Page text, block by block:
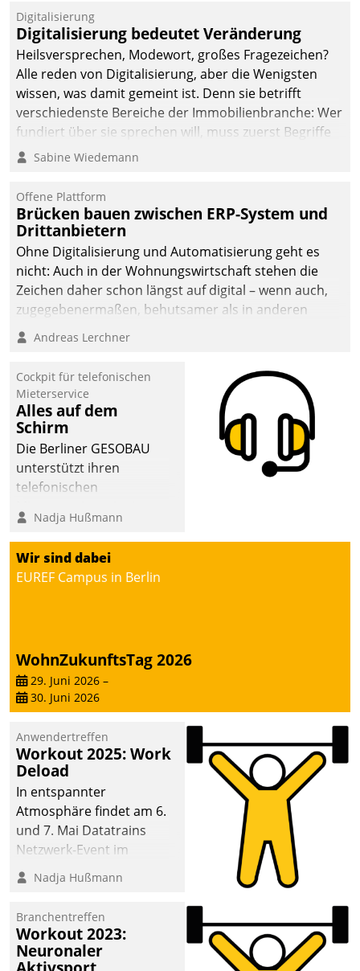
Jahresbeginn eine
Überblick, Einsicht und
Eingriff bietende Lösung.
Zur Entwicklung setzte
man auf
Cloudtechnologie,
bewährte und Startup-
agile Projektmethoden.
Digitalisierung
Digitalisierung bedeutet Veränderung
Heilsversprechen, Modewort, großes Fragezeichen?
Alle reden von Digitalisierung, aber die Wenigsten
wissen, was damit gemeint ist. Denn sie betrifft
verschiedenste Bereiche der Immobilienbranche: Wer
fundiert über sie sprechen will, muss zuerst Begriffe
klären. Ein Aspekt ist die betriebliche Optimierung:
Einsparungen durch optimierte und automatisierte
Prozesse. Doch man darf nicht zu viel erwarten: Allein
mit der Einführung einer neuen Software ist es nicht
getan. Die Digitalisierung erfordert von Unternehmen
die Bereitschaft, sich zu überprüfen, zu hinterfragen
und zu verändern.
Sabine Wiedemann
Offene Plattform
Brücken bauen zwischen ERP-System und
Drittanbietern
Ohne Digitalisierung und Automatisierung geht es
nicht: Auch in der Wohnungswirtschaft stehen die
Zeichen daher schon längst auf digital – wenn auch,
zugegebenermaßen, behutsamer als in anderen
Branchen.
Andreas Lerchner
Cockpit für telefonischen
Mieterservice
Alles auf dem
Schirm
Die Berliner GESOBAU
unterstützt ihren
telefonischen
digitalen Cockpit, das
situationsbezogen
passende Fragen und
Schlagworte auswirft.
Serviceteam, Anrufe von
Mietenden zügiger und
effizienter zu bearbeiten.
Nadja Hußmann
Wir sind dabei
EUREF Campus in Berlin
WohnZukunftsTag 2026
29. Juni 2026 –
30. Juni 2026
Anwendertreffen
Workout 2025: Work
Deload
In entspannter
Atmosphäre findet am 6.
und 7. Mai Datatrains
Netzwerk-Event im
Kunden- und Partnerkreis
statt. Zentrale Frage: Wie
Mammutprojekte
meistern und Workloads
wuppen – bei zunehmend
Nadja Hußmann
Branchentreffen
Workout 2023:
Neuronaler